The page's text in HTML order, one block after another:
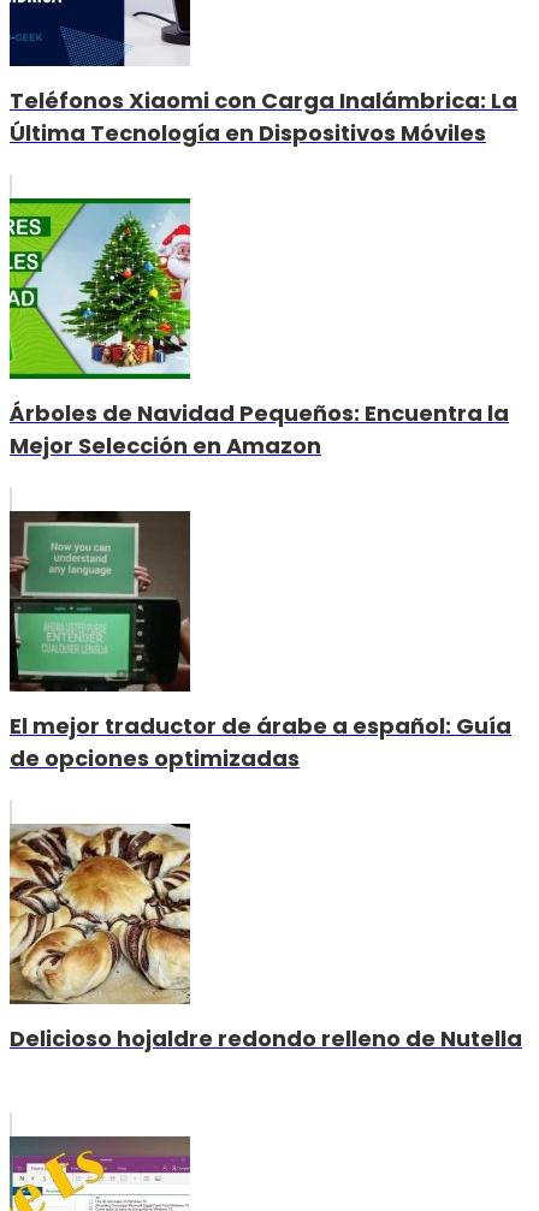
Teléfonos Xiaomi con Carga Inalámbrica: La
Última Tecnología en Dispositivos Móviles
Árboles de Navidad Pequeños: Encuentra la
Mejor Selección en Amazon
El mejor traductor de árabe a español: Guía
de opciones optimizadas
Delicioso hojaldre redondo relleno de Nutella